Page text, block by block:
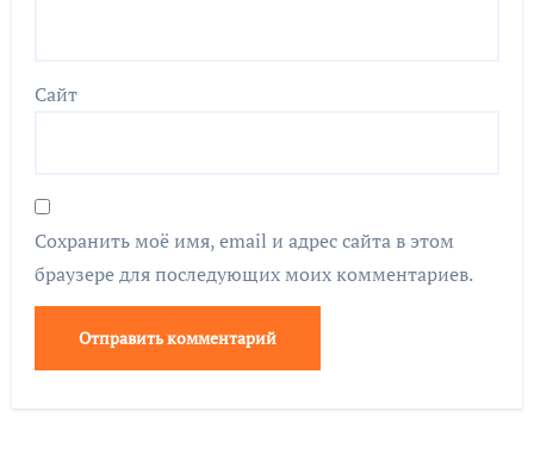
Сайт
Сохранить моё имя, email и адрес сайта в этом
браузере для последующих моих комментариев.